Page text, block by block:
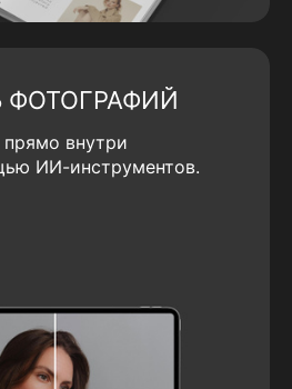
ФОТОГРАФИЙ
внутри
ИИ-инструментов.